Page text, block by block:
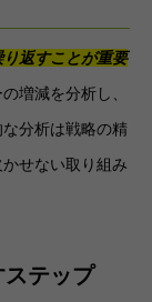
返すことが重要
増減を分析し、
分析は戦略の精
せない取り組み
ステップ